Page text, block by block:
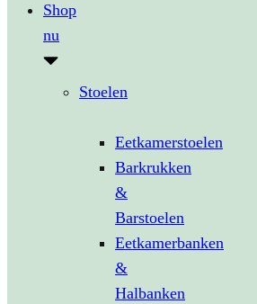
Shop
nu
Stoelen
Eetkamerstoelen
Barkrukken
&
Barstoelen
Eetkamerbanken
&
Halbanken